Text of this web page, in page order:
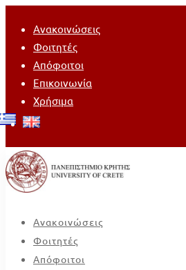
Ανακοινώσεις
Φοιτητές
Απόφοιτοι
Επικοινωνία
Χρήσιμα
Ανακοινώσεις
Φοιτητές
Απόφοιτοι